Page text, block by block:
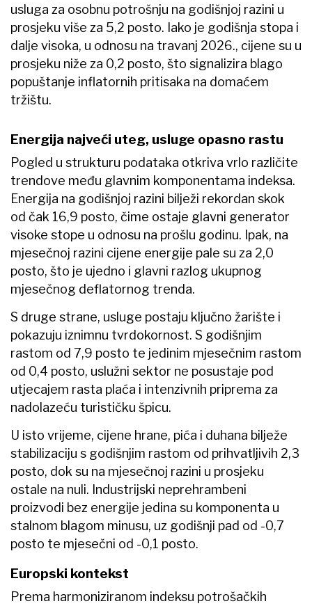
usluga za osobnu potrošnju na godišnjoj razini u
prosjeku više za 5,2 posto. Iako je godišnja stopa i
dalje visoka, u odnosu na travanj 2026., cijene su u
prosjeku niže za 0,2 posto, što signalizira blago
popuštanje inflatornih pritisaka na domaćem
tržištu.
Energija najveći uteg, usluge opasno rastu
Pogled u strukturu podataka otkriva vrlo različite
trendove među glavnim komponentama indeksa.
Energija na godišnjoj razini bilježi rekordan skok
od čak 16,9 posto, čime ostaje glavni generator
visoke stope u odnosu na prošlu godinu. Ipak, na
mjesečnoj razini cijene energije pale su za 2,0
posto, što je ujedno i glavni razlog ukupnog
mjesečnog deflatornog trenda.
S druge strane, usluge postaju ključno žarište i
pokazuju iznimnu tvrdokornost. S godišnjim
rastom od 7,9 posto te jedinim mjesečnim rastom
od 0,4 posto, uslužni sektor ne posustaje pod
utjecajem rasta plaća i intenzivnih priprema za
nadolazeću turističku špicu.
U isto vrijeme, cijene hrane, pića i duhana bilježe
stabilizaciju s godišnjim rastom od prihvatljivih 2,3
posto, dok su na mjesečnoj razini u prosjeku
ostale na nuli. Industrijski neprehrambeni
proizvodi bez energije jedina su komponenta u
stalnom blagom minusu, uz godišnji pad od -0,7
posto te mjesečni od -0,1 posto.
Europski kontekst
Prema harmoniziranom indeksu potrošačkih